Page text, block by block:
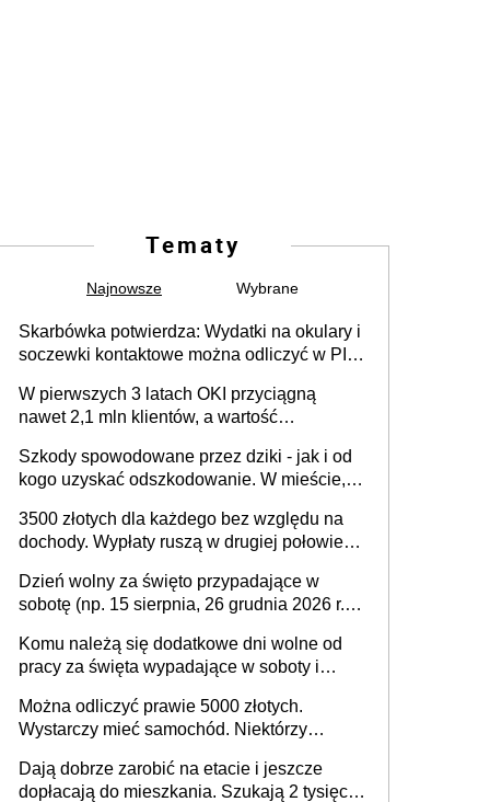
Tematy
Najnowsze Wybrane
Skarbówka potwierdza: Wydatki na okulary i
soczewki kontaktowe można odliczyć w PIT.
niepełnosprawności. Częściowe
dofinansowanie (np. z zfśs) pomniejsza
odliczenie
W pierwszych 3 latach OKI przyciągną
nawet 2,1 mln klientów, a wartość
mld zł
Szkody spowodowane przez dziki - jak i od
kogo uzyskać odszkodowanie. W mieście,
3500 złotych dla każdego bez względu na
dochody. Wypłaty ruszą w drugiej połowie
Dzień wolny za święto przypadające w
sobotę (np. 15 sierpnia, 26 grudnia 2026 r.) –
pracodawcy (sektor prywatny i administracja
publiczna), najczęstsze pytania
Komu należą się dodatkowe dni wolne od
pracy za święta wypadające w soboty i
Można odliczyć prawie 5000 złotych.
Wystarczy mieć samochód. Niektórzy
skarbówką
Dają dobrze zarobić na etacie i jeszcze
dopłacają do mieszkania. Szukają 2 tysięcy